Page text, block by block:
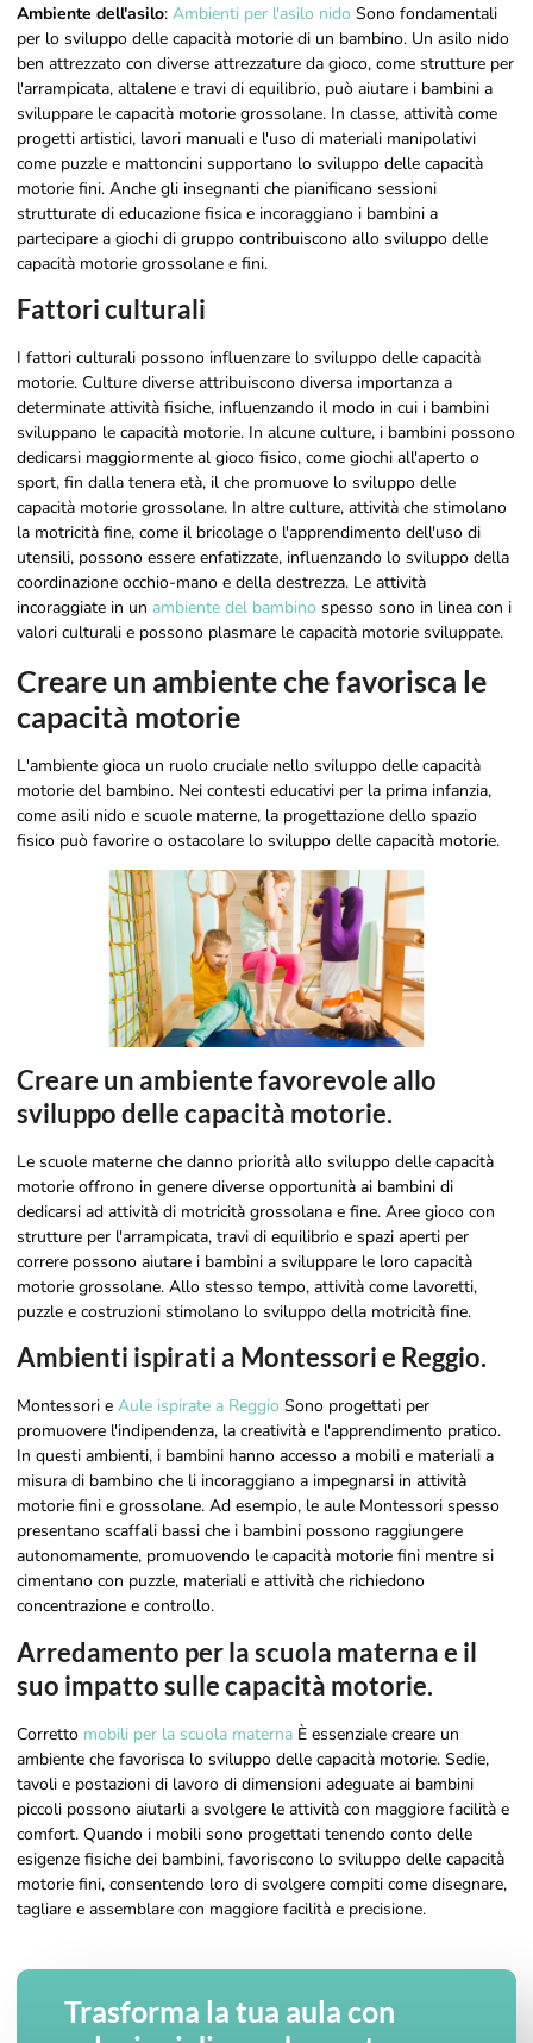
Ambiente dell'asilo: Ambienti per l'asilo nido Sono fondamentali
per lo sviluppo delle capacità motorie di un bambino. Un asilo nido
ben attrezzato con diverse attrezzature da gioco, come strutture per
l'arrampicata, altalene e travi di equilibrio, può aiutare i bambini a
sviluppare le capacità motorie grossolane. In classe, attività come
progetti artistici, lavori manuali e l'uso di materiali manipolativi
come puzzle e mattoncini supportano lo sviluppo delle capacità
motorie fini. Anche gli insegnanti che pianificano sessioni
strutturate di educazione fisica e incoraggiano i bambini a
partecipare a giochi di gruppo contribuiscono allo sviluppo delle
capacità motorie grossolane e fini.
Fattori culturali
I fattori culturali possono influenzare lo sviluppo delle capacità
motorie. Culture diverse attribuiscono diversa importanza a
determinate attività fisiche, influenzando il modo in cui i bambini
sviluppano le capacità motorie. In alcune culture, i bambini possono
dedicarsi maggiormente al gioco fisico, come giochi all'aperto o
sport, fin dalla tenera età, il che promuove lo sviluppo delle
capacità motorie grossolane. In altre culture, attività che stimolano
la motricità fine, come il bricolage o l'apprendimento dell'uso di
utensili, possono essere enfatizzate, influenzando lo sviluppo della
coordinazione occhio-mano e della destrezza. Le attività
incoraggiate in un ambiente del bambino spesso sono in linea con i
valori culturali e possono plasmare le capacità motorie sviluppate.
Creare un ambiente che favorisca le
capacità motorie
L'ambiente gioca un ruolo cruciale nello sviluppo delle capacità
motorie del bambino. Nei contesti educativi per la prima infanzia,
come asili nido e scuole materne, la progettazione dello spazio
fisico può favorire o ostacolare lo sviluppo delle capacità motorie.
Creare un ambiente favorevole allo
sviluppo delle capacità motorie.
Le scuole materne che danno priorità allo sviluppo delle capacità
motorie offrono in genere diverse opportunità ai bambini di
dedicarsi ad attività di motricità grossolana e fine. Aree gioco con
strutture per l'arrampicata, travi di equilibrio e spazi aperti per
correre possono aiutare i bambini a sviluppare le loro capacità
motorie grossolane. Allo stesso tempo, attività come lavoretti,
puzzle e costruzioni stimolano lo sviluppo della motricità fine.
Ambienti ispirati a Montessori e Reggio.
Montessori e Aule ispirate a Reggio Sono progettati per
promuovere l'indipendenza, la creatività e l'apprendimento pratico.
In questi ambienti, i bambini hanno accesso a mobili e materiali a
misura di bambino che li incoraggiano a impegnarsi in attività
motorie fini e grossolane. Ad esempio, le aule Montessori spesso
presentano scaffali bassi che i bambini possono raggiungere
autonomamente, promuovendo le capacità motorie fini mentre si
cimentano con puzzle, materiali e attività che richiedono
concentrazione e controllo.
Arredamento per la scuola materna e il
suo impatto sulle capacità motorie.
Corretto mobili per la scuola materna È essenziale creare un
ambiente che favorisca lo sviluppo delle capacità motorie. Sedie,
tavoli e postazioni di lavoro di dimensioni adeguate ai bambini
piccoli possono aiutarli a svolgere le attività con maggiore facilità e
comfort. Quando i mobili sono progettati tenendo conto delle
esigenze fisiche dei bambini, favoriscono lo sviluppo delle capacità
motorie fini, consentendo loro di svolgere compiti come disegnare,
tagliare e assemblare con maggiore facilità e precisione.
Trasforma la tua aula con